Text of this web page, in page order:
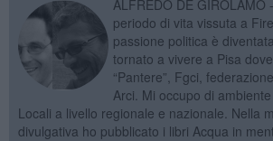
ALFREDO DE GIROLAMO
periodo di vita vissuta a
passione politica è
tornato a vivere a Pisa
“Pantere”, Fgci,
Arci. Mi occupo di
Locali a livello regionale e nazionale. Nella
divulgativa ho pubblicato i libri Acqua in